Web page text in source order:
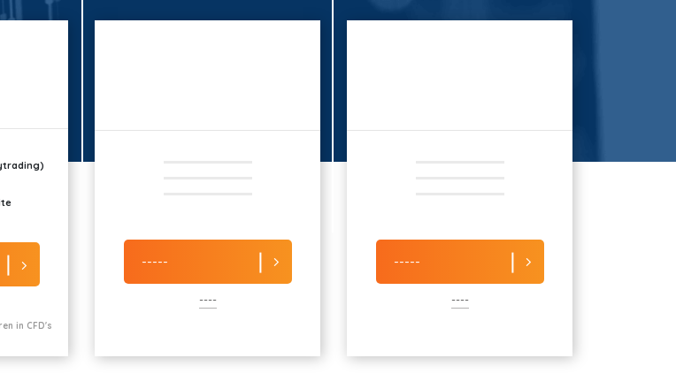
in CFD's
-----
----
-----
----